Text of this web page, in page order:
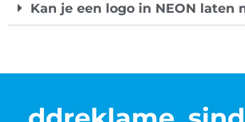
Kan je een logo in NEON laten